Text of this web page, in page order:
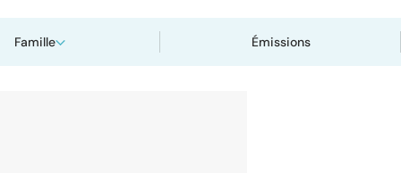
Famille Émissions